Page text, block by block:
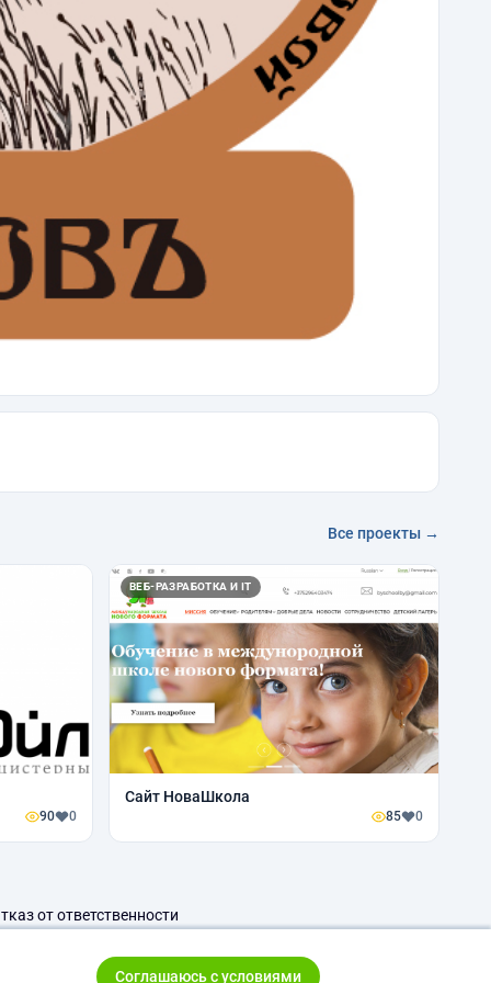
Все проекты →
90 0
ВЕБ-РАЗРАБОТКА И IT
Сайт НоваШкола
85 0
от ответственности
Соглашаюсь с условиями